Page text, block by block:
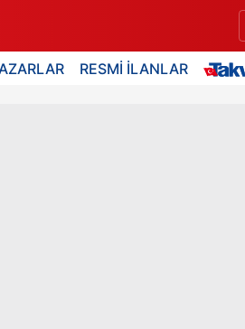
RESMİ İLANLAR